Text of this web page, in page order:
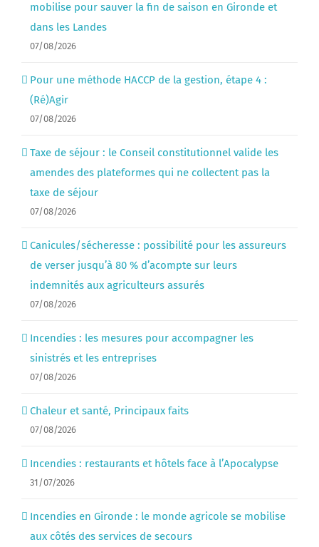
mobilise pour sauver la fin de saison en Gironde et
dans les Landes
07/08/2026
Pour une méthode HACCP de la gestion, étape 4 :
(Ré)Agir
07/08/2026
Taxe de séjour : le Conseil constitutionnel valide les
amendes des plateformes qui ne collectent pas la
taxe de séjour
07/08/2026
Canicules/sécheresse : possibilité pour les assureurs
de verser jusqu’à 80 % d’acompte sur leurs
indemnités aux agriculteurs assurés
07/08/2026
Incendies : les mesures pour accompagner les
sinistrés et les entreprises
07/08/2026
Chaleur et santé, Principaux faits
07/08/2026
Incendies : restaurants et hôtels face à l’Apocalypse
31/07/2026
Incendies en Gironde : le monde agricole se mobilise
aux côtés des services de secours